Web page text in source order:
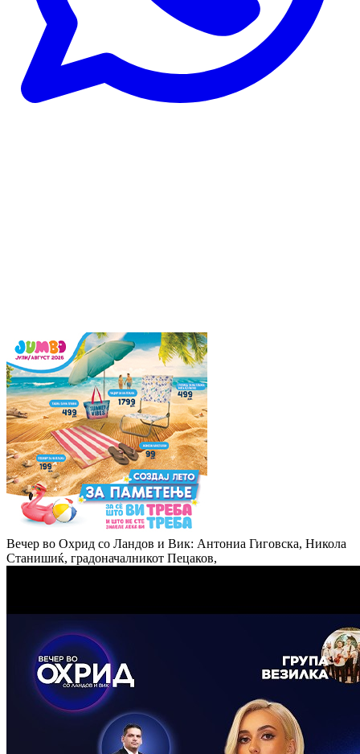
Вечер во Охрид со Ландов и Вик: Антониа Гиговска, Никола
Станишиќ, градоначалникот Пецаков,